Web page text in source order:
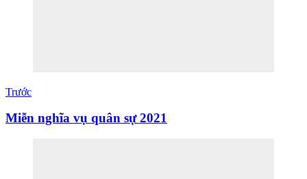
Trước
Miễn nghĩa vụ quân sự 2021